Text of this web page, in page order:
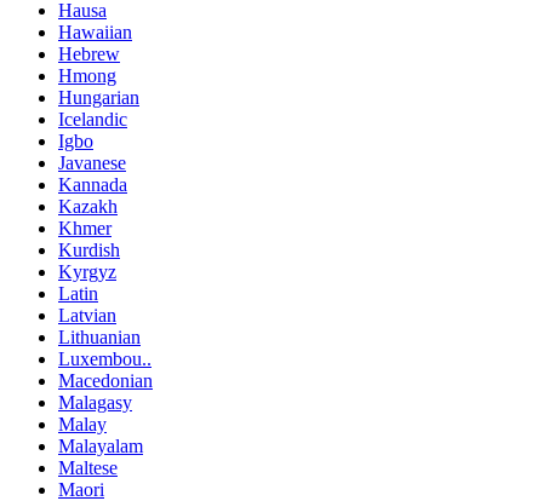
Hausa
Hawaiian
Hebrew
Hmong
Hungarian
Icelandic
Igbo
Javanese
Kannada
Kazakh
Khmer
Kurdish
Kyrgyz
Latin
Latvian
Lithuanian
Luxembou..
Macedonian
Malagasy
Malay
Malayalam
Maltese
Maori